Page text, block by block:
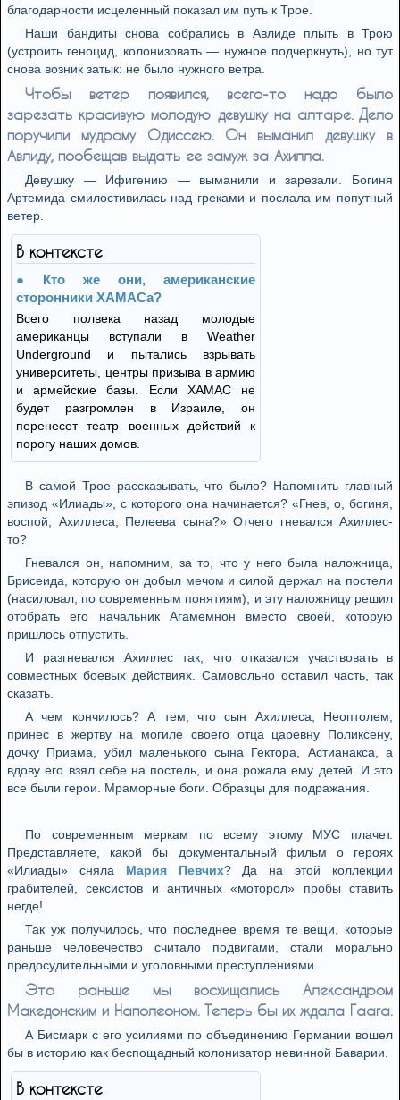
благодарности исцеленный показал им путь к Трое.
Наши бандиты снова собрались в Авлиде плыть в Трою
(устроить геноцид, колонизовать — нужное подчеркнуть), но тут
снова возник затык: не было нужного ветра.
Чтобы ветер появился, всего-то надо было
зарезать красивую молодую девушку на алтаре. Дело
поручили мудрому Одиссею. Он выманил девушку в
Авлиду, пообещав выдать ее замуж за Ахилла.
Девушку — Ифигению — выманили и зарезали. Богиня
Артемида смилостивилась над греками и послала им попутный
ветер.
В контексте
Кто же они, американские
сторонники ХАМАСа?
Всего полвека назад молодые
американцы вступали в Weather
Underground и пытались взрывать
университеты, центры призыва в армию
и армейские базы. Если ХАМАС не
будет разгромлен в Израиле, он
перенесет театр военных действий к
порогу наших домов.
В самой Трое рассказывать, что было? Напомнить главный
эпизод «Илиады», с которого она начинается? «Гнев, о, богиня,
воспой, Ахиллеса, Пелеева сына?» Отчего гневался Ахиллес-
то?
Гневался он, напомним, за то, что у него была наложница,
Брисеида, которую он добыл мечом и силой держал на постели
(насиловал, по современным понятиям), и эту наложницу решил
отобрать его начальник Агамемнон вместо своей, которую
пришлось отпустить.
И разгневался Ахиллес так, что отказался участвовать в
совместных боевых действиях. Самовольно оставил часть, так
сказать.
А чем кончилось? А тем, что сын Ахиллеса, Неоптолем,
принес в жертву на могиле своего отца царевну Поликсену,
дочку Приама, убил маленького сына Гектора, Астианакса, а
вдову его взял себе на постель, и она рожала ему детей. И это
все были герои. Мраморные боги. Образцы для подражания.
По современным меркам по всему этому МУС плачет.
Представляете, какой бы документальный фильм о героях
«Илиады» сняла Мария Певчих? Да на этой коллекции
грабителей, сексистов и античных «моторол» пробы ставить
негде!
Так уж получилось, что последнее время те вещи, которые
раньше человечество считало подвигами, стали морально
предосудительными и уголовными преступлениями.
Это раньше мы восхищались Александром
Македонским и Наполеоном. Теперь бы их ждала Гаага.
А Бисмарк с его усилиями по объединению Германии вошел
бы в историю как беспощадный колонизатор невинной Баварии.
В контексте